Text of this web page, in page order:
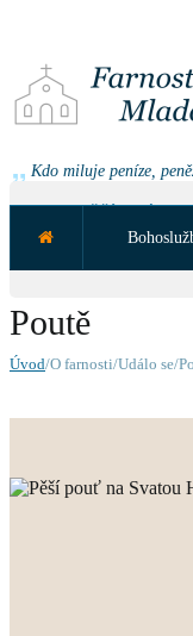
Kdo miluje peníze,
Poutě
Úvod/O farnosti/Událo se/